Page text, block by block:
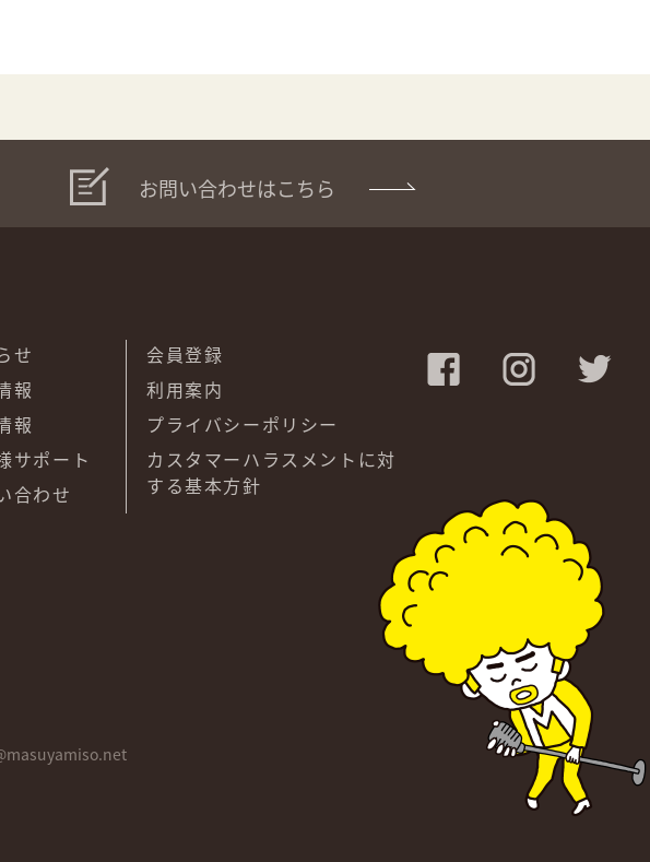
お問い合わせはこちら
せ
報
報
サポート
合わせ
会員登録
利用案内
プライバシーポリシー
カスタマーハラスメントに対
する基本方針